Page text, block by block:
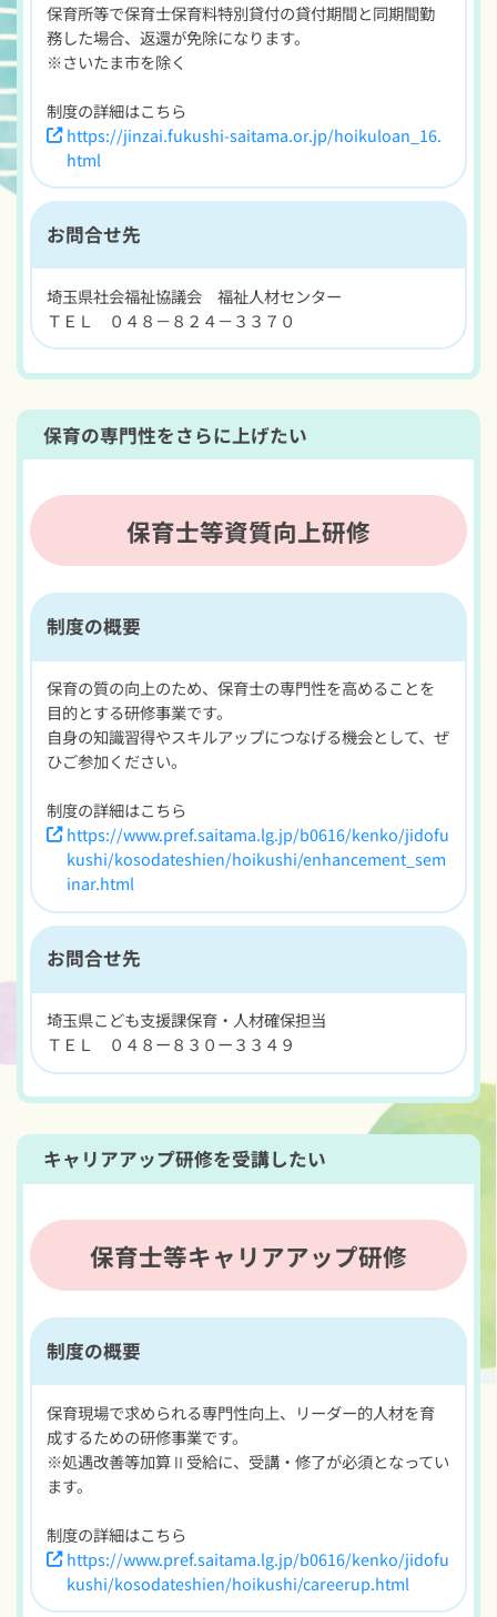
保育所等で保育士保育料特別貸付の貸付期間と同期間勤
務した場合、返還が免除になります。
※さいたま市を除く
制度の詳細はこちら
https://jinzai.fukushi-saitama.or.jp/hoikuloan_16.
html
お問合せ先
埼玉県社会福祉協議会 福祉人材センター
ＴＥＬ ０４８－８２４－３３７０
保育の専門性をさらに上げたい
保育士等資質向上研修
制度の概要
保育の質の向上のため、保育士の専門性を高めることを
目的とする研修事業です。
自身の知識習得やスキルアップにつなげる機会として、ぜ
ひご参加ください。
制度の詳細はこちら
https://www.pref.saitama.lg.jp/b0616/kenko/jidofu
kushi/kosodateshien/hoikushi/enhancement_sem
inar.html
お問合せ先
埼玉県こども支援課保育・人材確保担当
ＴＥＬ ０４８ー８３０ー３３４９
キャリアアップ研修を受講したい
保育士等キャリアアップ研修
制度の概要
保育現場で求められる専門性向上、リーダー的人材を育
成するための研修事業です。
※処遇改善等加算Ⅱ受給に、受講・修了が必須となってい
ます。
制度の詳細はこちら
https://www.pref.saitama.lg.jp/b0616/kenko/jidofu
kushi/kosodateshien/hoikushi/careerup.html